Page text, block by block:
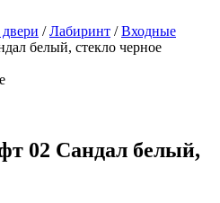
/Лабиринт /Входные
белый, стекло черное
02 Сандал белый,